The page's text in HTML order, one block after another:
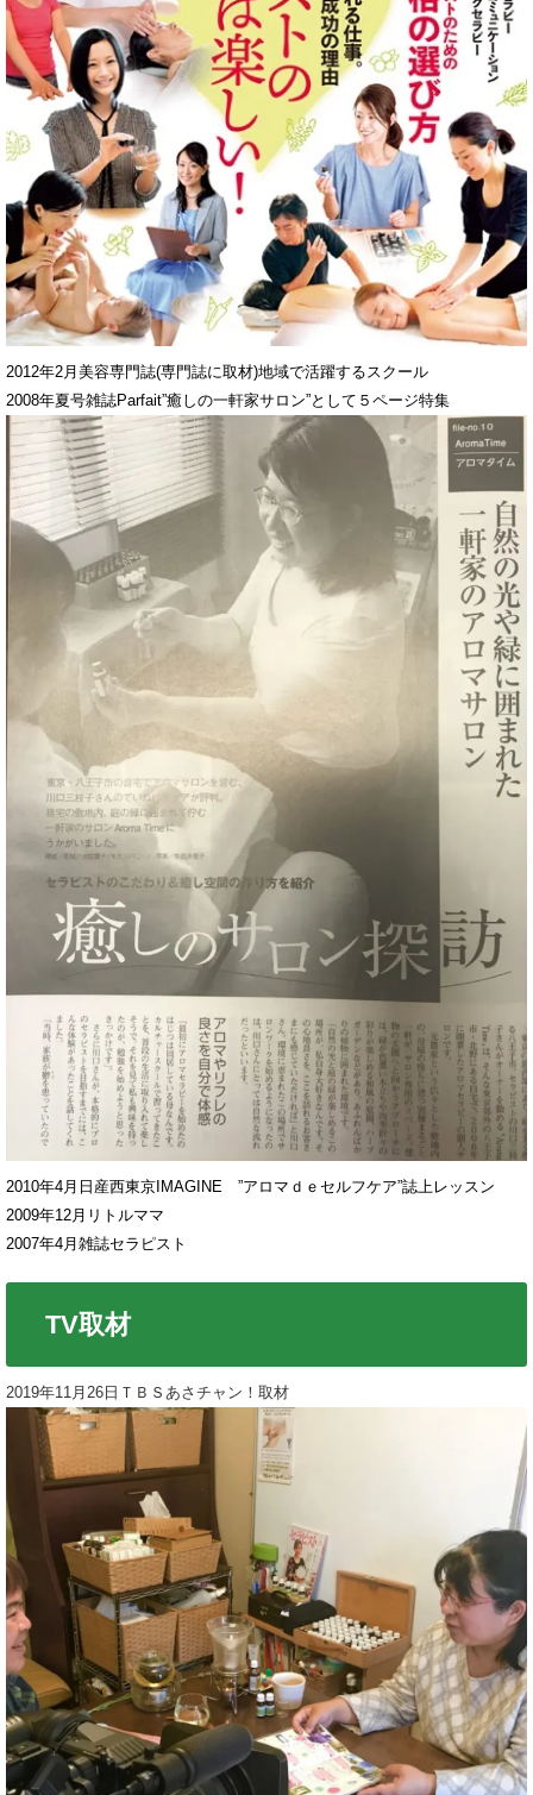
2012年2月美容専門誌(専門誌に取材)地域で活躍するスクール
2008年夏号雑誌Parfait”癒しの一軒家サロン”として５ページ特集
2010年4月日産西東京IMAGINE ”アロマｄｅセルフケア”誌上レッスン
2009年12月リトルママ
2007年4月雑誌セラピスト
TV取材
2019年11月26日ＴＢＳあさチャン！取材